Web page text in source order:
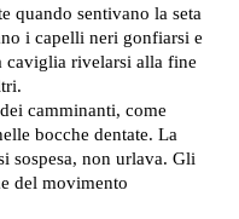
quando sentivano la seta
i capelli neri gonfiarsi e
caviglia rivelarsi alla fine
camminanti, come
bocche dentate. La
sospesa, non urlava. Gli
del movimento